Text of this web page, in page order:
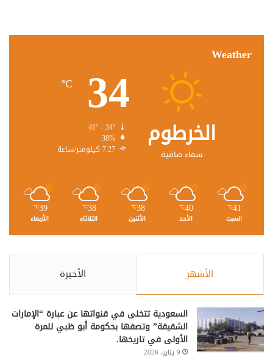
Weather
الخرطوم
سماء صافية
34
℃
38%
7.27 كيلومتر/ساعة
41
℃
السبت
40
℃
الأحد
38
℃
الأثنين
38
℃
الثلاثاء
39
℃
الأربعاء
الأشهر الأخيرة
السعودية تتخلى في قنواتها عن عبارة “الإمارات
الشقيقة” وتصفها بحكومة أبو ظبي للمرة
الأولى في تاريخها.
9 يناير، 2026